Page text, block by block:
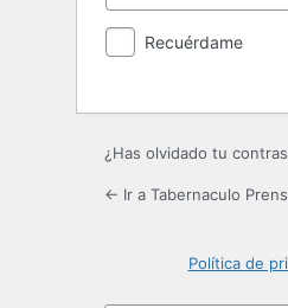
Recuérdame
¿Has olvidado tu
← Ir a Tabernaculo
Política de